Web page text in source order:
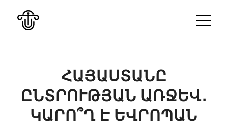
ՀԱՅԱՍՏԱՆԸ
ԸՆՏՐՈՒԹՅԱՆ ԱՌՋԵՎ․
ԿԱՐՈ՞Ղ Է ԵՎՐՈՊԱՆ